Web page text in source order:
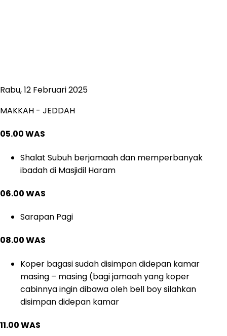
Rabu, 12 Februari 2025
MAKKAH - JEDDAH
05.00 WAS
Shalat Subuh berjamaah dan memperbanyak
ibadah di Masjidil Haram
06.00 WAS
Sarapan Pagi
08.00 WAS
Koper bagasi sudah disimpan didepan kamar
masing – masing (bagi jamaah yang koper
cabinnya ingin dibawa oleh bell boy silahkan
disimpan didepan kamar
11.00 WAS